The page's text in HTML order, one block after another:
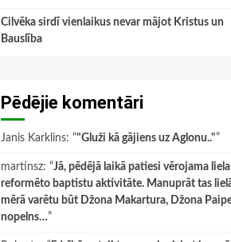
Cilvēka sirdī vienlaikus nevar mājot Kristus un
Bauslība
Pēdējie komentāri
Janis Karklins: “"Gluži kā gājiens uz Aglonu.."”
martinsz: “Jā, pēdējā laikā patiesi vērojama liela
reformēto baptistu aktivitāte. Manuprāt tas
mērā varētu būt Džona Makartura, Džona
nopelns…”